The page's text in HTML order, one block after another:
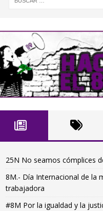
25N No seamos cómplices
8M.- Día Internacional de la
trabajadora
#8M Por la igualdad y la